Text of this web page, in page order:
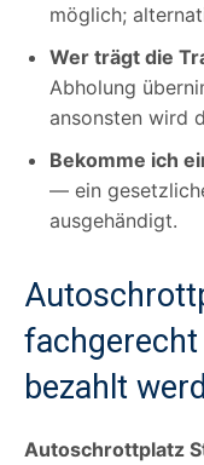
möglich;
Wer trägt die
Abholung
ansonsten wird
Bekomme ich
— ein
ausgehändigt.
bezahlt
Autoschrottplatz